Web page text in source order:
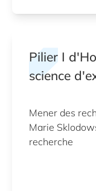
Pilier I
science
Mener des
Marie
recherche